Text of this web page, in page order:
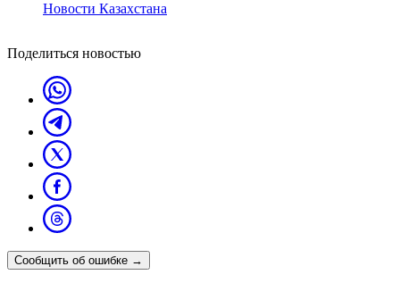
Новости Казахстана
Поделиться новостью
Сообщить об ошибке →